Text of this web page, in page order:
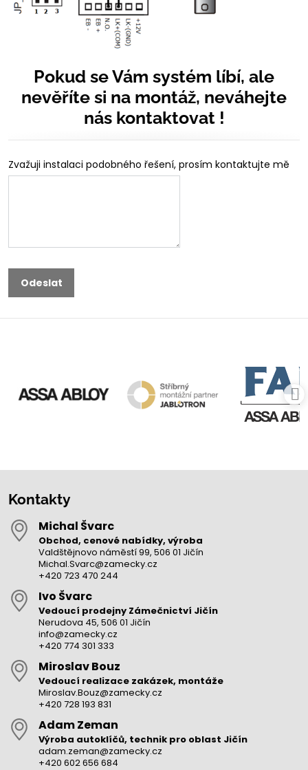
Pokud se Vám systém líbí, ale
nevěříte si na montáž, neváhejte
nás kontaktovat !
Zvažuji instalaci podobného řešení, prosím kontaktujte mě
Odeslat
Kontakty
Michal Švarc
Obchod, cenové nabídky, výroba
Valdštějnovo náměstí 99, 506 01 Jičín
Michal.Svarc@zamecky.cz
+420 723 470 244
Ivo Švarc
Vedoucí prodejny Zámečnictví Jičín
Nerudova 45, 506 01 Jičín
info@zamecky.cz
+420 774 301 333
Miroslav Bouz
Vedoucí realizace zakázek, montáže
Miroslav.Bouz@zamecky.cz
+420 728 193 831
Adam Zeman
Výroba autoklíčů, technik pro oblast Jičín
adam.zeman@zamecky.cz
+420 602 656 684